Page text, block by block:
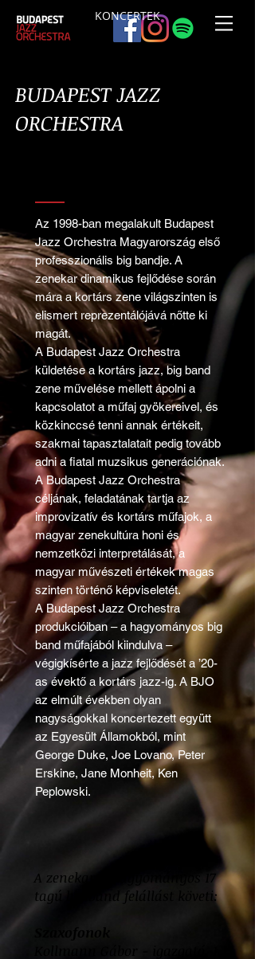
KONCERTEK
BUDAPEST JAZZ
ORCHESTRA
Az 1998-ban megalakult Budapest
Jazz Orchestra Magyarország első
professzionális big bandje. A
zenekar dinamikus fejlődése során
mára a kortárs zene világszinten is
elismert reprezentálójává nőtte ki
magát.
A Budapest Jazz Orchestra
küldetése a kortárs jazz, big band
zene művelése mellett ápolni a
kapcsolatot a műfaj gyökereivel, és
közkinccsé tenni annak értékeit,
szakmai tapasztalatait pedig tovább
adni a fiatal muzsikus generációnak.
A Budapest Jazz Orchestra
céljának, feladatának tartja az
improvizatív és kortárs műfajok, a
magyar zenekultúra honi és
nemzetközi interpretálását, a
magyar művészeti értékek magas
szinten történő képviseletét.
A Budapest Jazz Orchestra
produkcióiban – a hagyományos big
band műfajából kiindulva –
végigkísérte a jazz fejlődését a ’20-
as évektő a kortárs jazz-ig. A BJO
az elmúlt években olyan
nagyságokkal koncertezett együtt
az Egyesült Államokból, mint
George Duke, Joe Lovano, Peter
Erskine, Jane Monheit, Ken
Peplowski.
A zenekar a hagyományos 17
tagú big band felállást követi:
Szaxofonok